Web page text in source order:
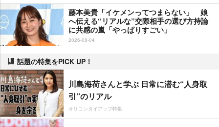
藤本美貴「イケメンってつまらない」 娘
へ伝える“リアルな”交際相手の選び方持論
に共感の嵐「やっぱりすごい」
2026-08-04
話題の特集をPICK UP！
川島海荷さんと学ぶ 日常に潜む“人身取
引”のリアル
オリコンタイアップ特集